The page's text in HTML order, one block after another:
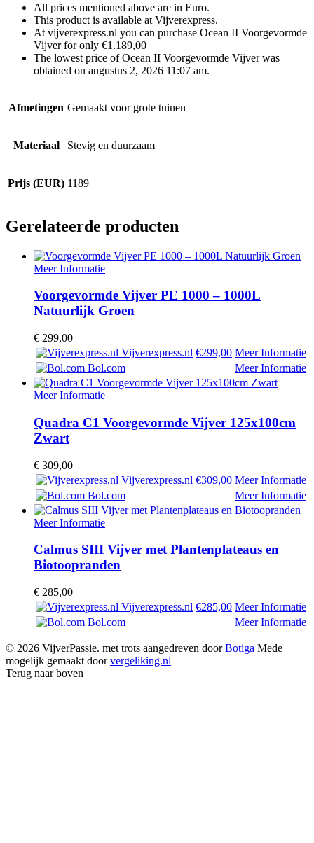
All prices mentioned above are in Euro.
This product is available at Vijverexpress.
At vijverexpress.nl you can purchase Ocean II Voorgevormde
Vijver for only €1.189,00
The lowest price of Ocean II Voorgevormde Vijver was
obtained on augustus 2, 2026 11:07 am.
Afmetingen Gemaakt voor grote tuinen
Materiaal Stevig en duurzaam
Prijs (EUR) 1189
Gerelateerde producten
Meer Informatie
Voorgevormde Vijver PE 1000 – 1000L
Natuurlijk Groen
€ 299,00
Vijverexpress.nl €299,00 Meer Informatie
Bol.com
Meer Informatie
Meer Informatie
Quadra C1 Voorgevormde Vijver 125x100cm
Zwart
€ 309,00
Vijverexpress.nl €309,00 Meer Informatie
Bol.com
Meer Informatie
Meer Informatie
Calmus SIII Vijver met Plantenplateaus en
Biotoopranden
€ 285,00
Vijverexpress.nl €285,00 Meer Informatie
Bol.com
Meer Informatie
© 2026 VijverPassie. met trots aangedreven doorBotiga Mede
mogelijk gemaakt doorvergeliking.nl
Terug naar boven